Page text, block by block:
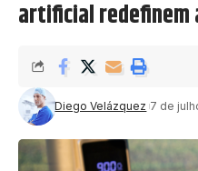
artificial
Diego Velázquez 7 de